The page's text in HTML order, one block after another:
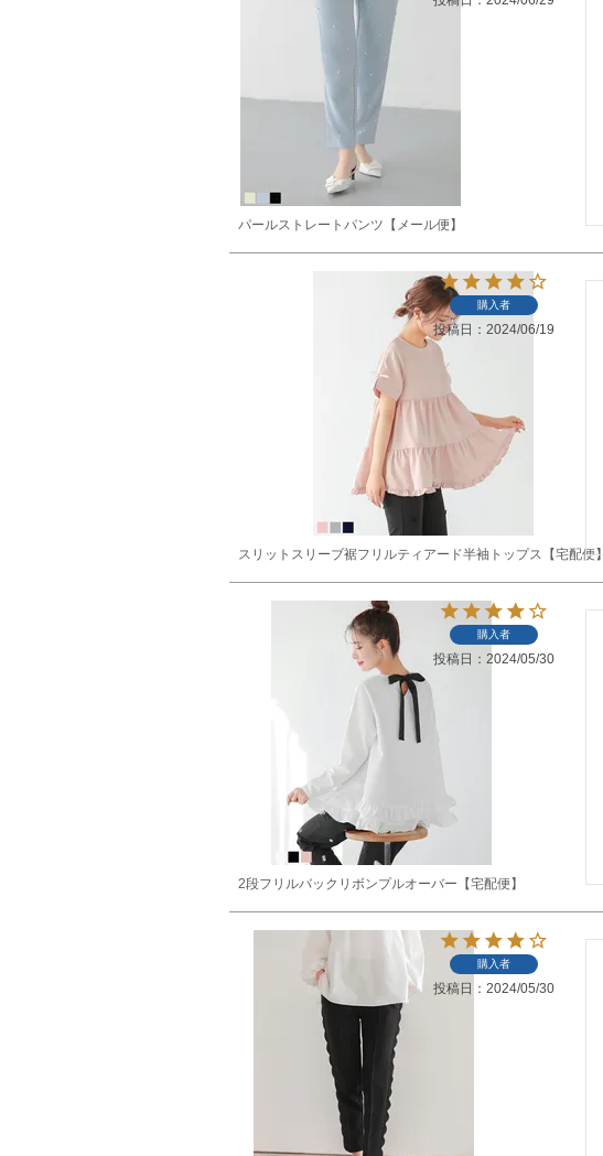
パールストレートパンツ【メール便】
スリットスリーブ裾フリルティアード半袖トップス【宅配便
購入者
投稿日 2024/06/19
2段フリルバックリボンプルオーバー【宅配便】
購入者
投稿日 2024/05/30
購入者
投稿日 2024/05/30